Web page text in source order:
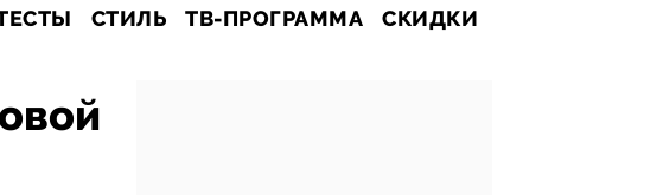
СТИЛЬ ТВ-ПРОГРАММА СКИДКИ